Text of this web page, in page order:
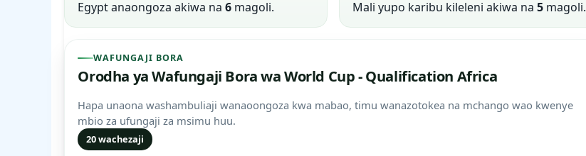
Egypt anaongoza akiwa na 6magoli.
Mali yupo karibu kileleni akiwa na 5magoli.
WAFUNGAJI BORA
Orodha ya Wafungaji Bora wa World Cup - Qualification Africa
Hapa unaona washambuliaji wanaoongoza kwa mabao, timu wanazotokea na mchango wao kwenye
mbio za ufungaji za msimu huu.
20 wachezaji